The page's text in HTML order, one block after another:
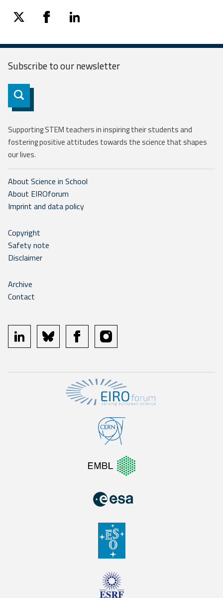
twitter facebooklinkedin
Subscribe to ournewsletter
Subscribe
Supporting STEM teachers in inspiring their students and
fostering positive attitudes towards the science that shapes
our lives.
About Science in School
About EIROforum
Imprint and data policy
Copyright
Safety note
Disclaimer
Archive
Contact
linkedin bluesky facebookinstagram